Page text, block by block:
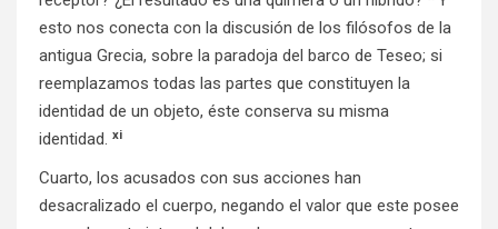
esto nos conecta con la discusión de los filósofos de la
antigua Grecia, sobre la paradoja del barco de Teseo; si
reemplazamos todas las partes que constituyen la
identidad de un objeto, éste conserva su misma
identidad. xi
Cuarto, los acusados con sus acciones han
desacralizado el cuerpo, negando el valor que este posee